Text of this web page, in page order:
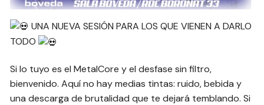
UNA NUEVA SESIÓN PARA LOS QUE VIENEN A DARLO
TODO
Si lo tuyo es el MetalCore y el desfase sin filtro,
bienvenido. Aquí no hay medias tintas: ruido, bebida y
una descarga de brutalidad que te dejará temblando. Si